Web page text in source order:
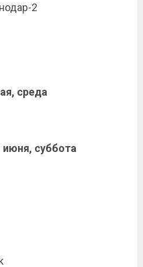
2
среда
июня, суббота